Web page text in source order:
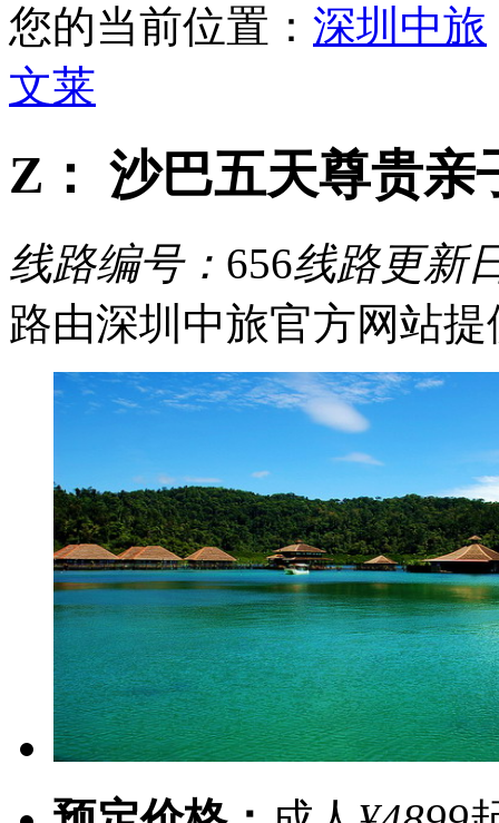
您的当前位置： 深圳中旅
文莱
Z： 沙巴五天尊贵
线路编号： 656线路更新
路由深圳中旅官方网站提